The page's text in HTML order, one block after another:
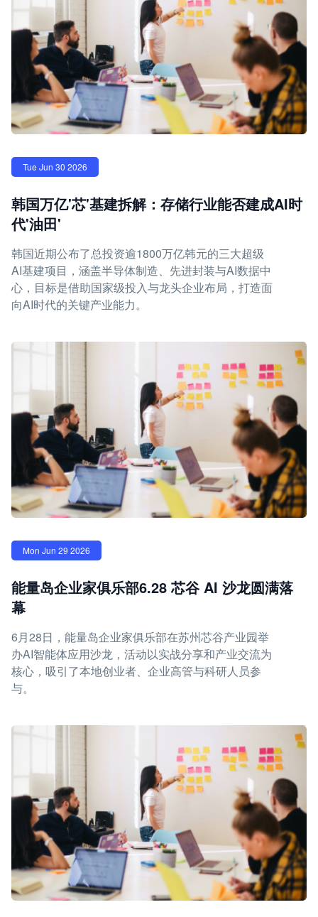
Tue Jun 30 2026
韩国万亿'芯'基建拆解：存储行业能否建成AI时
代'油田'
韩国近期公布了总投资逾1800万亿韩元的三大超级
AI基建项目，涵盖半导体制造、先进封装与AI数据中
心，目标是借助国家级投入与龙头企业布局，打造面
向AI时代的关键产业能力。
Mon Jun 29 2026
能量岛企业家俱乐部6.28 芯谷 AI 沙龙圆满落
幕
6月28日，能量岛企业家俱乐部在苏州芯谷产业园举
办AI智能体应用沙龙，活动以实战分享和产业交流为
核心，吸引了本地创业者、企业高管与科研人员参
与。